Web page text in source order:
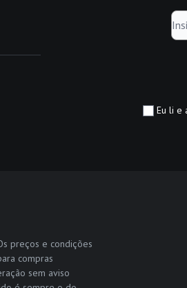
Eu li e
preços e condições
compras
sem aviso